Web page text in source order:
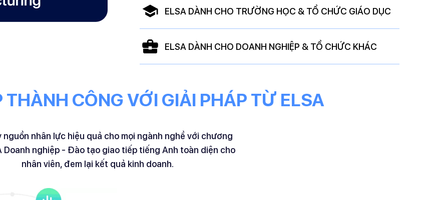
ELSA DÀNH CHO TRƯỜNG HỌC & TỔ CHỨC GIÁO DỤC
ELSA DÀNH CHO DOANH NGHIỆP & TỔ CHỨC KHÁC
THÀNH CÔNG VỚI GIẢI PHÁP TỪ ELSA
nguồn nhân lực hiệu quả cho mọi ngành nghề với chương
Doanh nghiệp - Đào tạo giao tiếp tiếng Anh toàn diện cho
nhân viên, đem lại kết quả kinh doanh.